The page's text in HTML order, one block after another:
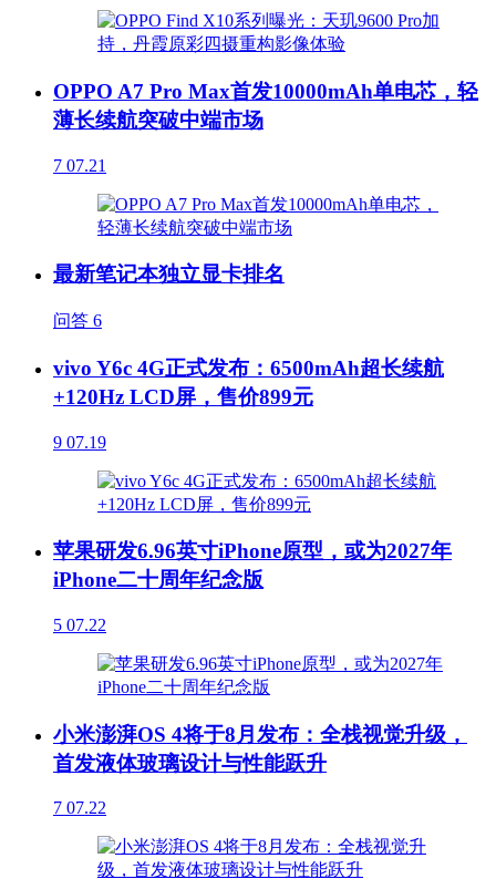
OPPO A7 Pro Max首发10000mAh单电芯，轻
薄长续航突破中端市场
7 07.21
最新笔记本独立显卡排名
问答 6
vivo Y6c 4G正式发布：6500mAh超长续航
+120Hz LCD屏，售价899元
9 07.19
苹果研发6.96英寸iPhone原型，或为2027年
iPhone二十周年纪念版
5 07.22
小米澎湃OS 4将于8月发布：全栈视觉升级，
首发液体玻璃设计与性能跃升
7 07.22